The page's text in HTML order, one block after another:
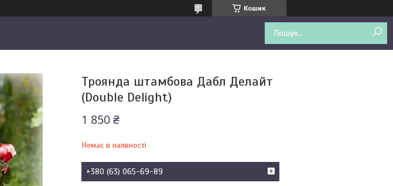
Кошик
Троянда штамбова Дабл Делайт
(Double Delight)
1 850 ₴
Немає в наявності
+380 (63) 065-69-89